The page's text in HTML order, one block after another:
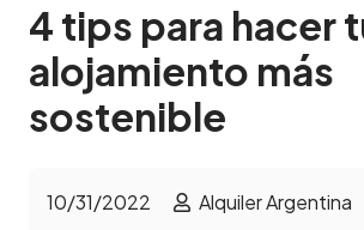
4 tips para hacer
alojamiento más
sostenible
10/31/2022 Alquiler Argentina